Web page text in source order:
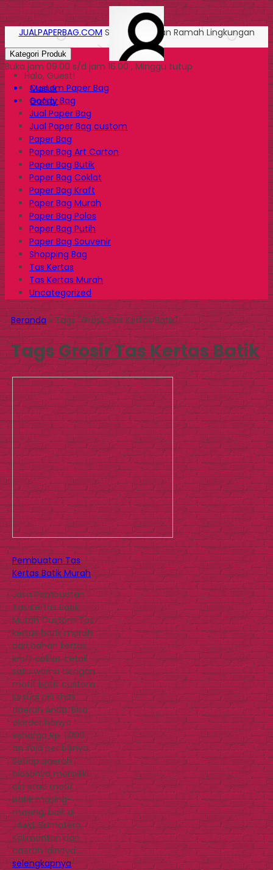
Halo, Guest!
Masuk
Daftar
JUALPAPERBAG.COM Solusi Kemasan Ramah Lingkungan
Kategori Produk
Buka jam 09.00 s/d jam 16.00 , Minggu tutup
Custom Paper Bag
Goody Bag
Jual Paper Bag
Jual Paper Bag custom
Paper Bag
Paper Bag Art Carton
Paper Bag Butik
Paper Bag Coklat
Paper Bag Kraft
Paper Bag Murah
Paper Bag Polos
Paper Bag Putih
Paper Bag Souvenir
Shopping Bag
Tas Kertas
Tas Kertas Murah
Uncategorized
Beranda»Tags "Grosir Tas Kertas Batik"
TagsGrosir Tas Kertas Batik
Pembuatan Tas
Kertas Batik Murah
Jasa Pembuatan
Tas Kertas Batik
Murah Custom Tas
kertas batik murah
dari bahan kertas
kraft coklat cetak
satu warna dengan
motif batik custom
sesuai ciri khas
daerah Anda. Bisa
diorder hanya
seharga Rp. 1.000
an saja per bijinya.
Setiap daerah
biasanya memiliki
ciri atau motif
batik masing-
masing, baik di
Jawa, Sumatera,
Kalimantan dan
daerah lainnya….
selengkapnya